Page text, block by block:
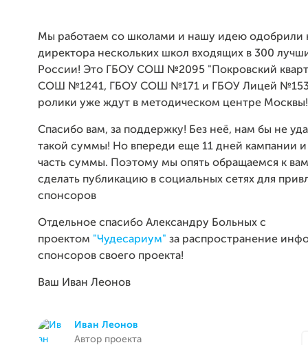
Мы работаем со школами и нашу идею одобрили
директора нескольких школ входящих в 300
России! Это ГБОУ СОШ №2095 "Покровский
СОШ №1241, ГБОУ СОШ №171 и ГБОУ Лицей
ролики уже ждут в методическом центре Москвы!
Спасибо вам, за поддержку! Без неё, нам бы не
такой суммы! Но впереди еще 11 дней кампании
часть суммы. Поэтому мы опять обращаемся к
сделать публикацию в социальных сетях для
спонсоров
Отдельное спасибо Александру Больных с
проектом "Чудесариум" за распространение
спонсоров своего проекта!
Ваш Иван Леонов
Иван Леонов
Автор проекта